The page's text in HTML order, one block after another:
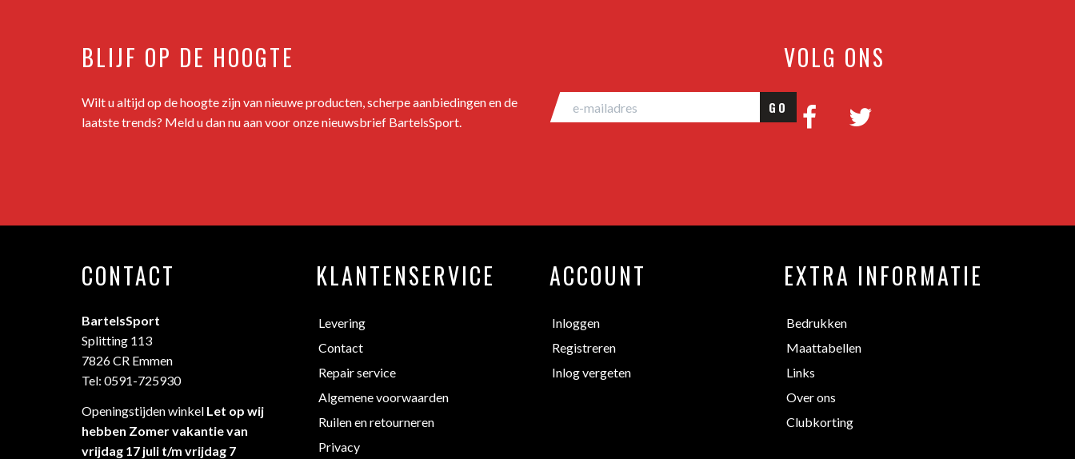
BLIJF OP DE HOOGTE
Wilt u altijd op de hoogte zijn van nieuwe producten, scherpe aanbiedingen en de
laatste trends? Meld u dan nu aan voor onze nieuwsbrief BartelsSport.
GO
VOLG ONS
CONTACT
BartelsSport
Splitting 113
7826 CR Emmen
Tel: 0591-725930
Openingstijden winkel Let op wij
hebben Zomer vakantie van
vrijdag 17 juli t/m vrijdag 7
KLANTENSERVICE
Levering
Contact
Repair service
Algemene voorwaarden
Ruilen en retourneren
Privacy
ACCOUNT
Inloggen
Registreren
Inlog vergeten
EXTRA INFORMATIE
Bedrukken
Maattabellen
Links
Over ons
Clubkorting